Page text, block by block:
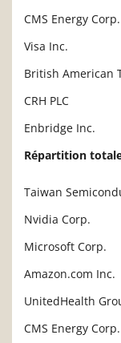
CMS Energy Corp.
Visa Inc.
British American
CRH PLC
Enbridge Inc.
Répartition
Taiwan
Nvidia Corp.
Microsoft Corp.
Amazon.com Inc.
UnitedHealth
CMS Energy Corp.